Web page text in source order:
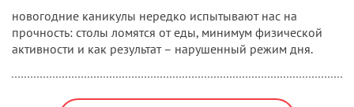
новогодние каникулы нередко испытывают нас на
прочность: столы ломятся от еды, минимум физической
активности и как результат – нарушенный режим дня.